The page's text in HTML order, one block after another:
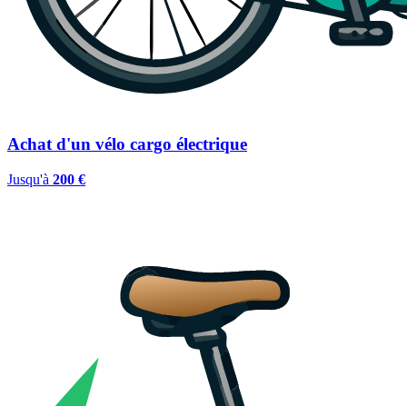
Achat d'un vélo cargo électrique
Jusqu'à 200 €